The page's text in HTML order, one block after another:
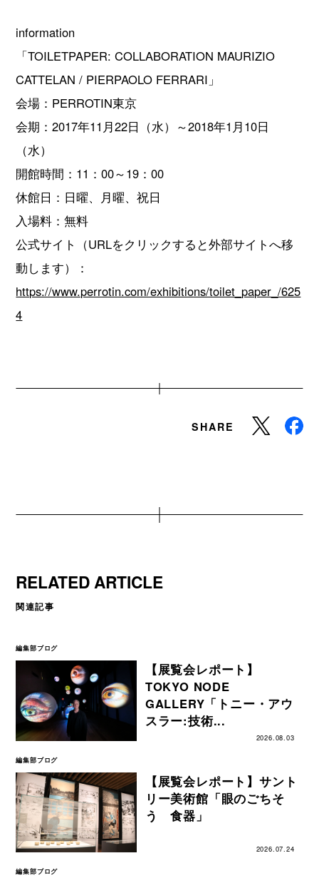
information
「TOILETPAPER: COLLABORATION MAURIZIO
CATTELAN / PIERPAOLO FERRARI」
会場：PERROTIN東京
会期：2017年11月22日（水）～2018年1月10日
（水）
開館時間：11：00～19：00
休館日：日曜、月曜、祝日
入場料：無料
公式サイト（URLをクリックすると外部サイトへ移
動します）：
https://www.perrotin.com/exhibitions/toilet_paper_/625
4
SHARE
RELATED ARTICLE
関連記事
編集部ブログ
【展覧会レポート】
TOKYO NODE
GALLERY「トニー・アウ
スラー:技術...
2026.08.03
編集部ブログ
【展覧会レポート】サント
リー美術館「眼のごちそ
う 食器」
2026.07.24
編集部ブログ